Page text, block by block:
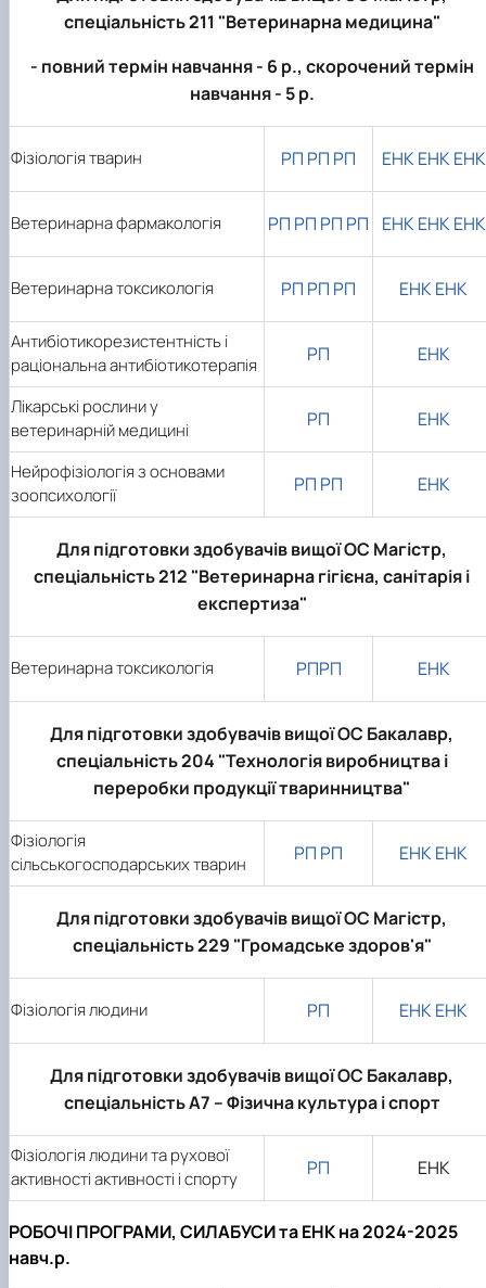
Фотогалерея
спеціальність 211 "Ветеринарна медицина"
- повний термін навчання - 6 р., скорочений термін
навчання - 5 р.
Фізіологія тварин РП РП РП ЕНКЕНК EНК
Ветеринарна фармакологія РП РП РП РП ЕНКЕНК ЕНК
Ветеринарна токсикологія РП РП РП ЕНКЕНК
Антибіотикорезистентність і
раціональна антибіотикотерапія
РП ЕНК
Лікарські рослини у
ветеринарній медицині
РП ЕНК
Нейрофізіологія з основами
зоопсихології
РП РП ЕНК
Для підготовки здобувачів вищої ОС Магістр,
спеціальність 212 "Ветеринарна гігієна, санітарія і
експертиза"
Ветеринарна токсикологія РПРП ЕНК
Для підготовки здобувачів вищої ОС Бакалавр,
спеціальність 204 "Технологія виробництва і
переробки продукції тваринництва"
Фізіологія
сільськогосподарських тварин
РП РП ЕНКЕНК
Для підготовки здобувачів вищої ОС Магістр,
спеціальність 229 "Громадське здоров'я"
Фізіологія людини РП ЕНКЕНК
Для підготовки здобувачів вищої ОС Бакалавр,
спеціальність А7 – Фізична культура і спорт
Фізіологія людини та рухової
активності активності і спорту
РП ЕНК
РОБОЧІ ПРОГРАМИ, СИЛАБУСИ та ЕНК на 2024-2025
навч.р.